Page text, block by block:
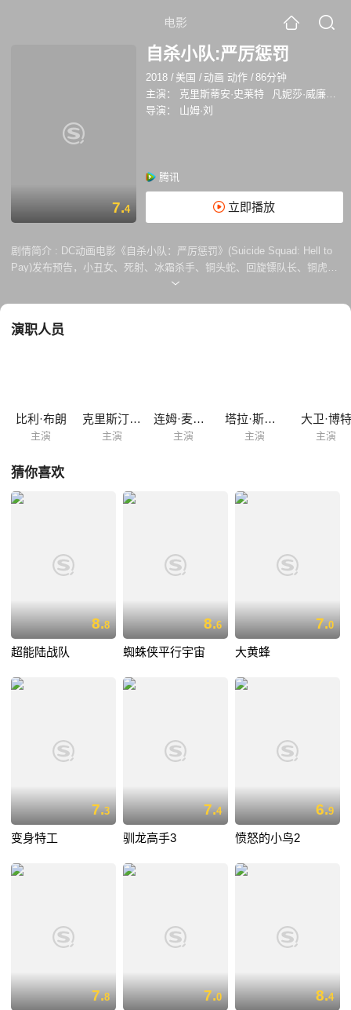
电影
7.4
自杀小队:严厉惩罚
2018 / 美国 / 动画 动作 /86分钟
主演：
克里斯蒂安·史莱特 凡妮莎·威廉斯
导演：
山姆·刘
腾讯
立即播放
剧情简介 : DC动画电影《自杀小队：严厉惩罚》(Suicide Squad: Hell to
Pay)发布预告，小丑女、死射、冰霜杀手、铜头蛇、回旋镖队长、铜虎组
成小队，阿曼达·沃勒派遣他们去找回一个神秘物件——为此他们愿意牺牲
鲍尔、凡妮莎·威廉姆斯、丹妮亚·拉米雷兹等参与配音，Sam Liu(《蝙蝠
演职人员
比利·布朗
主演
克里斯汀·鲍尔
主演
连姆·麦肯泰尔
主演
塔拉·斯特朗
主演
大卫·博特
主演
猜你喜欢
8.8
超能陆战队
8.6
蜘蛛侠平行宇宙
7.0
大黄蜂
7.3
变身特工
7.4
驯龙高手3
6.9
愤怒的小鸟2
7.8 7.0 8.4